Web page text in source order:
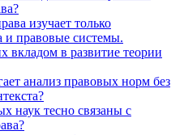
изучает только
и правовые системы.
вкладом в развитие теории
анализ правовых норм без
наук тесно связаны с